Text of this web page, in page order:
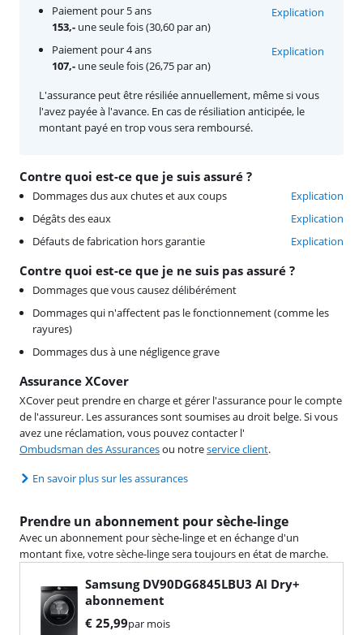
Contre quoi est-ce que je suis assuré ?
Dommages dus aux chutes et aux coups
Explication
Dégâts des eaux
Explication
Défauts de fabrication hors garantie
Explication
Contre quoi est-ce que je ne suis pas assuré ?
Dommages que vous causez délibérément
Dommages qui n'affectent pas le fonctionnement (comme les
rayures)
Dommages dus à une négligence grave
Assurance XCover
XCover peut prendre en charge et gérer l'assurance pour le compte
de l'assureur. Les assurances sont soumises au droit belge. Si vous
avez une réclamation, vous pouvez contacter l'
Ombudsman des Assurancesou notreservice client.
En savoir plus sur les assurances
Paiement pour 5 ans
153,- une seule fois (30,60 par an)
Explication
Paiement pour 4 ans
107,- une seule fois (26,75 par an)
Explication
L'assurance peut être résiliée annuellement, même si vous
l'avez payée à l'avance. En cas de résiliation anticipée, le
montant payé en trop vous sera remboursé.
Prendre un abonnement pour sèche-linge
Avec un abonnement pour sèche-linge et en échange d'un
montant fixe, votre sèche-linge sera toujours en état de marche.
Samsung DV90DG6845LBU3 AI Dry+
abonnement
€ 25,99par mois